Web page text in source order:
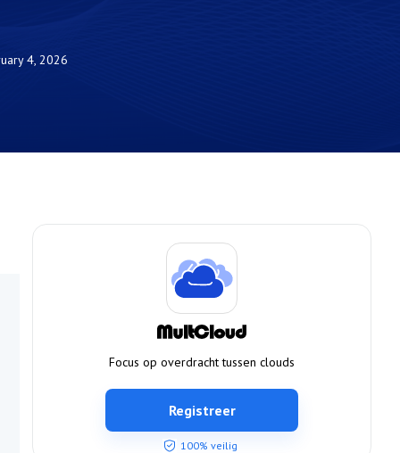
4, 2026
Focus op overdracht tussen clouds
Registreer
100% veilig